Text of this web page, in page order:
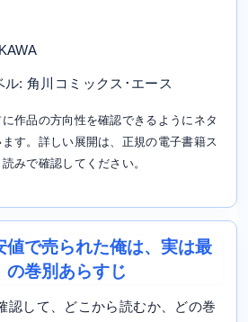
ル: 角川コミックス･エース
作品の方向性を確認できるようにネタ
す。詳しい展開は、正規の電子書籍ス
みで確認してください。
値で売られた俺は、実は最
の巻別あらすじ
認して、どこから読むか、どの巻